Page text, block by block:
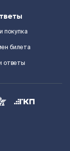
покупка
билета
ответы